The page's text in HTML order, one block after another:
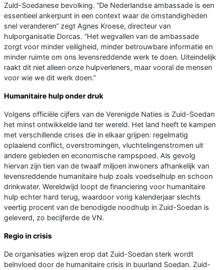
Zuid-Soedanese bevolking. “De Nederlandse ambassade is een
essentieel ankerpunt in een context waar de omstandigheden
snel veranderen” zegt Agnes Kroese, directeur van
hulporganisatie Dorcas. “Het wegvallen van de ambassade
zorgt voor minder veiligheid, minder betrouwbare informatie en
minder ruimte om ons levensreddende werk te doen. Uiteindelijk
raakt dit niet alleen onze hulpverleners, maar vooral de mensen
voor wie we dit werk doen.”
Humanitaire hulp onder druk
Volgens officiële cijfers van de Verenigde Naties is Zuid-Soedan
het minst ontwikkelde land ter wereld. Het land heeft te kampen
met verschillende crises die in elkaar grijpen: regelmatig
oplaaiend conflict, overstromingen, vluchtelingenstromen uit
andere gebieden en economische rampspoed. Als gevolg
hiervan zijn tien van de twaalf miljoen inwoners afhankelijk van
levensreddende humanitaire hulp zoals voedselhulp en schoon
drinkwater. Wereldwijd loopt de financiering voor humanitaire
hulp echter hard terug, waardoor vorig kalenderjaar slechts
veertig procent van de benodigde noodhulp in Zuid-Soedan is
geleverd, zo becijferde de VN.
Regio in crisis
De organisaties wijzen erop dat Zuid-Soedan sterk wordt
beïnvloed door de humanitaire crisis in buurland Soedan. Zuid-